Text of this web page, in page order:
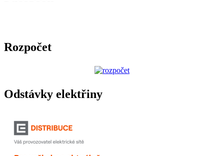
Rozpočet
Odstávky elektřiny